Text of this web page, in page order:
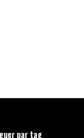
par tag